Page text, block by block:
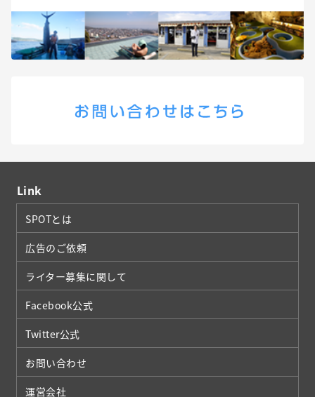
Link
SPOTとは
広告のご依頼
ライター募集に関して
Facebook公式
Twitter公式
お問い合わせ
運営会社